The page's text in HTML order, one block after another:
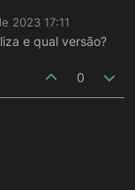
2023 17:11
e qual versão?
0